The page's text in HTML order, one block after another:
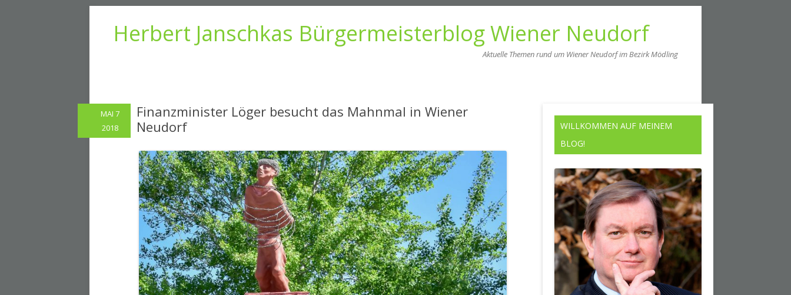
Herbert Janschkas Bürgermeisterblog Wiener Neudorf
Aktuelle Themen rund um Wiener Neudorf im Bezirk Mödling
Finanzminister Löger besucht das Mahnmal in Wiener
Neudorf
MAI 7
2018
WILLKOMMEN AUF MEINEM
BLOG!